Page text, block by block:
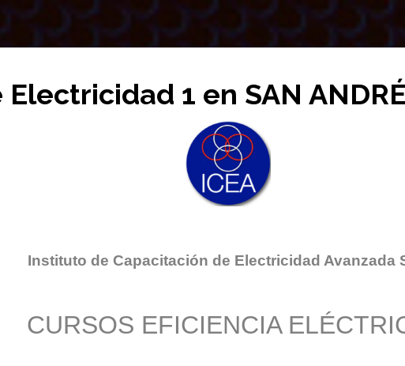
1 en SAN
Instituto de Capacitación de Electricidad Avanzada
CURSOS EFICIENCIA